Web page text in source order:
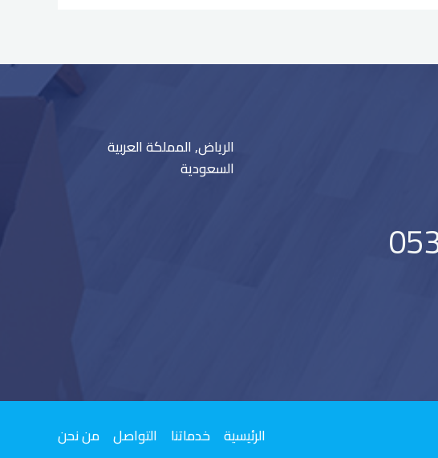
الرياض, المملكة العربية
السعودية
الرئيسية خدماتنا التواصل من نحن